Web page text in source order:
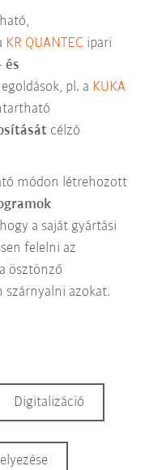
KR QUANTEC ipari
és
pl. a KUKA
célzó
módon létrehozott
a saját gyártási
felelni az
ösztönző
szárnyalni azokat.
Digitalizáció